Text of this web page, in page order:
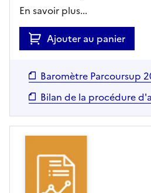
En savoir plus...
Ajouter au panier
Baromètre Parcoursup
Bilan de la procédure